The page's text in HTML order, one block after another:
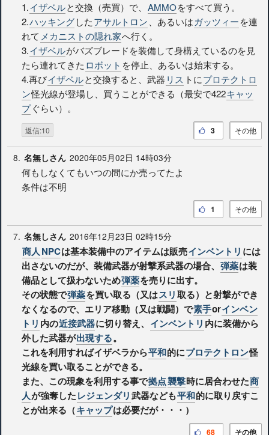
1.イザベルと交換（売買）で、 AMMOをすべて買う。
2.ハッキングしたアサルトロン 、あるいはガッツィーを連
れて メカニストの隠れ家へ行く。
3.イザベルがバズブレードを装備して身構えているのを見
たら連れてきた ロボット を停止、あるいは始末する。
4.再びイザベルと交換すると、武器 リス トにプロテクトロ
ン怪光線が登場し、買うことができる（最安で422キャッ
プぐらい）。
返信:10 その他
3
8. 名無しさん 2020年05月02日 14時03分
何もしなくてもいつの間にか売ってたよ
条件は不明
その他
1
7. 名無しさん 2016年12月23日 02時15分
商人NPCは基本装備中のアイテムは販売インベントリ には
出さないのだが、装備武器が射撃系武器の場合、 弾薬は装
備品として扱わないため弾薬を売りに出す。
その状態で弾薬を買い取る（又はスリ取る）と射撃ができ
なくなるので、エリア移動（又は戦闘）で素手orインベン
トリ 内の近接武器に切り替え、 インベントリ 内に装備から
外した武器が出現する。
これを利用すればイザベラから平和的にプロテクトロン怪
光線を買い取ることができる。
また、この現象を利用する事で拠点襲撃時に居合わせた商
人が強奪したレジェンダリ武器なども平和的に取り戻すこ
とが出来る（キャップは必要だが・・・）
その他
68